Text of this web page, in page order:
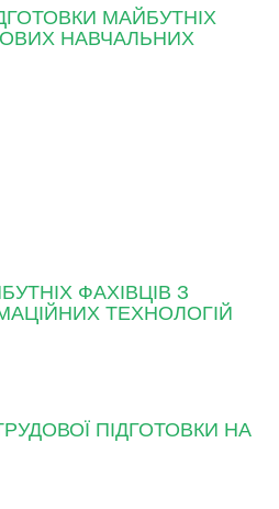
МАЙБУТНІХ
НАВЧАЛЬНИХ
ФАХІВЦІВ З
ТЕХНОЛОГІЙ
ПІДГОТОВКИ НА